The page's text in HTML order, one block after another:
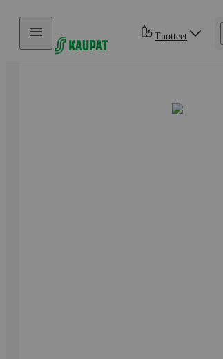
Hyppää sisältöön
Tuotteet